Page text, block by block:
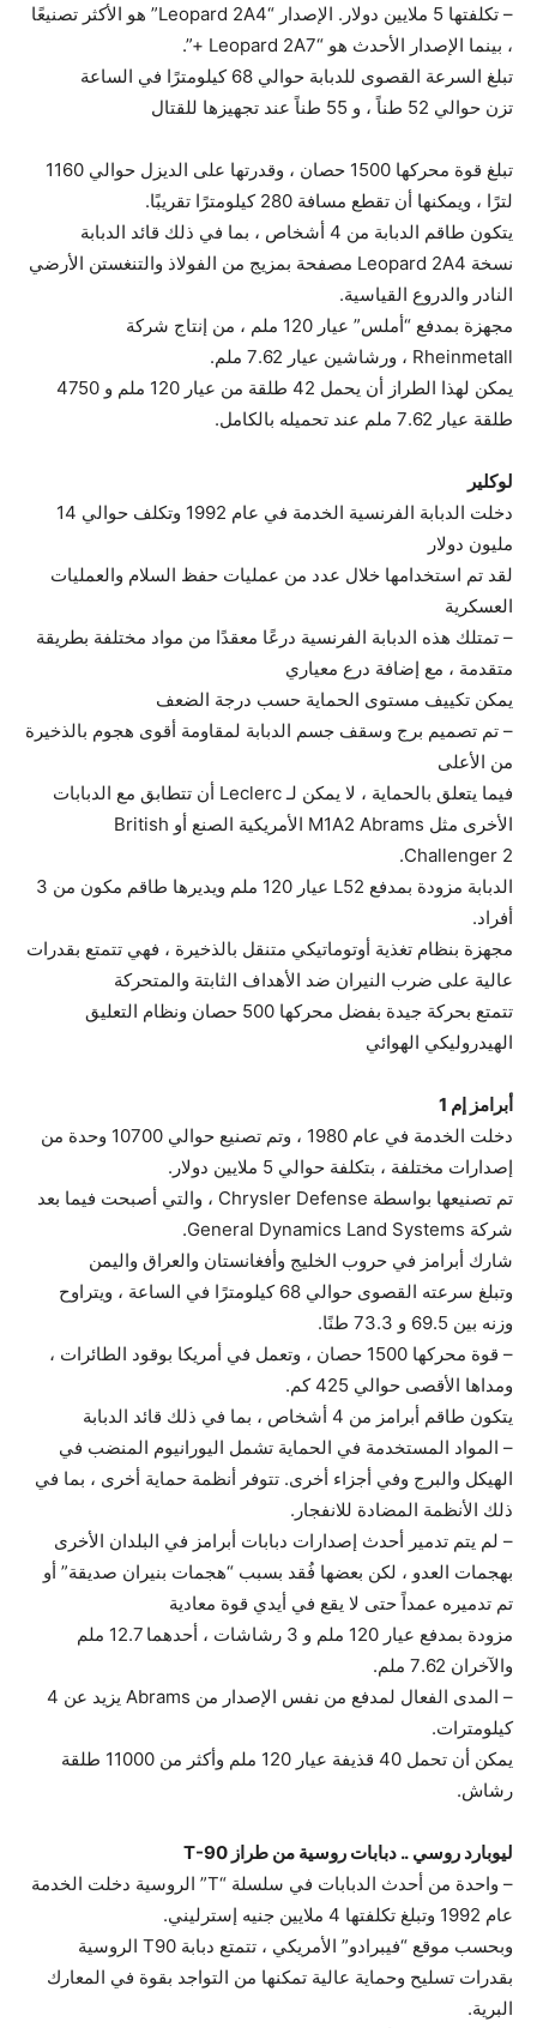
– تكلفتها 5 ملايين دولار. الإصدار “Leopard 2A4” هو الأكثر تصنيعًا
، بينما الإصدار الأحدث هو “Leopard 2A7 +”.
تبلغ السرعة القصوى للدبابة حوالي 68 كيلومترًا في الساعة
تزن حوالي 52 طناً ، و 55 طناً عند تجهيزها للقتال
تبلغ قوة محركها 1500 حصان ، وقدرتها على الديزل حوالي 1160
لترًا ، ويمكنها أن تقطع مسافة 280 كيلومترًا تقريبًا.
يتكون طاقم الدبابة من 4 أشخاص ، بما في ذلك قائد الدبابة
نسخة Leopard 2A4 مصفحة بمزيج من الفولاذ والتنغستن الأرضي
النادر والدروع القياسية.
مجهزة بمدفع “أملس” عيار 120 ملم ، من إنتاج شركة
Rheinmetall ، ورشاشين عيار 7.62 ملم.
يمكن لهذا الطراز أن يحمل 42 طلقة من عيار 120 ملم و 4750
طلقة عيار 7.62 ملم عند تحميله بالكامل.
لوكلير
دخلت الدبابة الفرنسية الخدمة في عام 1992 وتكلف حوالي 14
مليون دولار
لقد تم استخدامها خلال عدد من عمليات حفظ السلام والعمليات
العسكرية
– تمتلك هذه الدبابة الفرنسية درعًا معقدًا من مواد مختلفة بطريقة
متقدمة ، مع إضافة درع معياري
يمكن تكييف مستوى الحماية حسب درجة الضعف
– تم تصميم برج وسقف جسم الدبابة لمقاومة أقوى هجوم بالذخيرة
من الأعلى
فيما يتعلق بالحماية ، لا يمكن لـ Leclerc أن تتطابق مع الدبابات
الأخرى مثل M1A2 Abrams الأمريكية الصنع أو British
Challenger 2.
الدبابة مزودة بمدفع L52 عيار 120 ملم ويديرها طاقم مكون من 3
أفراد.
مجهزة بنظام تغذية أوتوماتيكي متنقل بالذخيرة ، فهي تتمتع بقدرات
عالية على ضرب النيران ضد الأهداف الثابتة والمتحركة
تتمتع بحركة جيدة بفضل محركها 500 حصان ونظام التعليق
الهيدروليكي الهوائي
أبرامز إم 1
دخلت الخدمة في عام 1980 ، وتم تصنيع حوالي 10700 وحدة من
إصدارات مختلفة ، بتكلفة حوالي 5 ملايين دولار.
تم تصنيعها بواسطة Chrysler Defense ، والتي أصبحت فيما بعد
شركة General Dynamics Land Systems.
شارك أبرامز في حروب الخليج وأفغانستان والعراق واليمن
وتبلغ سرعته القصوى حوالي 68 كيلومترًا في الساعة ، ويتراوح
وزنه بين 69.5 و 73.3 طنًا.
– قوة محركها 1500 حصان ، وتعمل في أمريكا بوقود الطائرات ،
ومداها الأقصى حوالي 425 كم.
يتكون طاقم أبرامز من 4 أشخاص ، بما في ذلك قائد الدبابة
– المواد المستخدمة في الحماية تشمل اليورانيوم المنضب في
الهيكل والبرج وفي أجزاء أخرى. تتوفر أنظمة حماية أخرى ، بما في
ذلك الأنظمة المضادة للانفجار.
– لم يتم تدمير أحدث إصدارات دبابات أبرامز في البلدان الأخرى
بهجمات العدو ، لكن بعضها فُقد بسبب “هجمات بنيران صديقة” أو
تم تدميره عمداً حتى لا يقع في أيدي قوة معادية
مزودة بمدفع عيار 120 ملم و 3 رشاشات ، أحدهما 12.7 ملم
والآخران 7.62 ملم.
– المدى الفعال لمدفع من نفس الإصدار من Abrams يزيد عن 4
كيلومترات.
يمكن أن تحمل 40 قذيفة عيار 120 ملم وأكثر من 11000 طلقة
رشاش.
ليوبارد روسي .. دبابات روسية من طراز T-90
– واحدة من أحدث الدبابات في سلسلة “T” الروسية دخلت الخدمة
عام 1992 وتبلغ تكلفتها 4 ملايين جنيه إسترليني.
وبحسب موقع “فيبرادو” الأمريكي ، تتمتع دبابة T90 الروسية
بقدرات تسليح وحماية عالية تمكنها من التواجد بقوة في المعارك
البرية.